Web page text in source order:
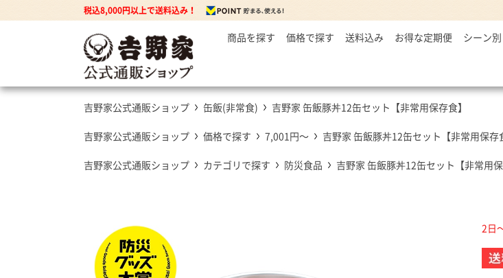
税込8,000円以上で送料込み！
商品を探す 牛丼の具 定番セット商品
牛丼の具
豚丼の具
焼鶏丼の具
牛焼肉の具
から揚げ
豚しょうが焼
牛すき
ダチョウ肉
紅生姜
キムチ
とろろ
トク牛
価格で探す
～2,999円
5,001～7,000円
7,001円～
送料込み お得な定期便 シーン別
初めて
贈り
お弁当
吉野家公式通販ショップ 缶飯(非常食) 吉野家 缶飯豚丼12缶セット【非常用保存食】
吉野家公式通販ショップ 価格で探す 7,001円～ 吉野家 缶飯豚丼12缶セット【非常用保存
吉野家公式通販ショップ カテゴリで探す 防災食品 吉野家 缶飯豚丼12缶セット【非常用保
2日